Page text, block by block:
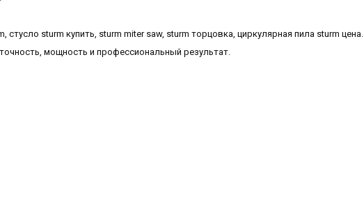
sturm купить, sturm miter saw, sturm торцовка, циркулярная пила sturm цена.
мощность и профессиональный результат.